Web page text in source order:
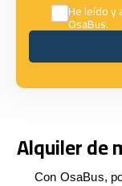
He leído y
OsaBus.
Alquiler de
Con OsaBus,